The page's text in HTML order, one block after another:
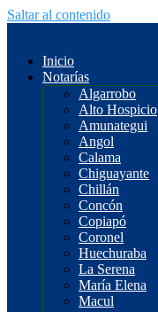
Saltar al contenido
Inicio
Notarías
Algarrobo
Alto Hospicio
Amunategui
Angol
Calama
Chiguayante
Chillán
Concón
Copiapó
Coronel
Huechuraba
La Serena
María Elena
Macul